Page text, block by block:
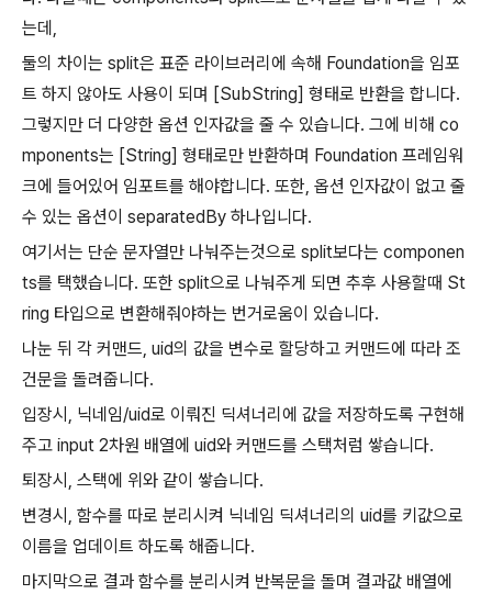
는데,
둘의 차이는 split은 표준 라이브러리에 속해 Foundation을 임포
트 하지 않아도 사용이 되며 [SubString] 형태로 반환을 합니다.
그렇지만 더 다양한 옵션 인자값을 줄 수 있습니다. 그에 비해 co
mponents는 [String] 형태로만 반환하며 Foundation 프레임워
크에 들어있어 임포트를 해야합니다. 또한, 옵션 인자값이 없고 줄
수 있는 옵션이 separatedBy 하나입니다.
여기서는 단순 문자열만 나눠주는것으로 split보다는 componen
ts를 택했습니다. 또한 split으로 나눠주게 되면 추후 사용할때 St
ring 타입으로 변환해줘야하는 번거로움이 있습니다.
나눈 뒤 각 커맨드, uid의 값을 변수로 할당하고 커맨드에 따라 조
건문을 돌려줍니다.
입장시, 닉네임/uid로 이뤄진 딕셔너리에 값을 저장하도록 구현해
주고 input 2차원 배열에 uid와 커맨드를 스택처럼 쌓습니다.
퇴장시, 스택에 위와 같이 쌓습니다.
변경시, 함수를 따로 분리시켜 닉네임 딕셔너리의 uid를 키값으로
이름을 업데이트 하도록 해줍니다.
마지막으로 결과 함수를 분리시켜 반복문을 돌며 결과값 배열에